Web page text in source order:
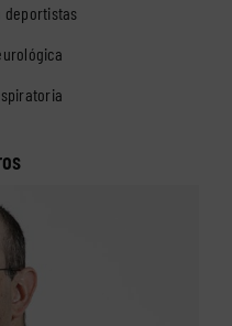
deportistas